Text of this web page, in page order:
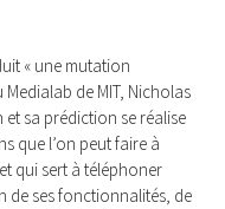
« une mutation
de MIT, Nicholas
sa prédiction se réalise
que l’on peut faire à
qui sert à téléphoner
de ses fonctionnalités, de